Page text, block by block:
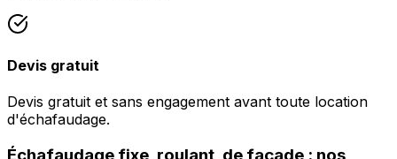
Devis gratuit
Devis gratuit et sans engagement avant toute location
d'échafaudage.